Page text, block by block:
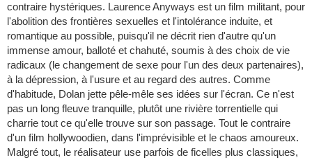
contraire hystériques. Laurence Anyways est un film militant, pour
l'abolition des frontières sexuelles et l'intolérance induite, et
romantique au possible, puisqu'il ne décrit rien d'autre qu'un
immense amour, balloté et chahuté, soumis à des choix de vie
radicaux (le changement de sexe pour l'un des deux partenaires),
à la dépression, à l'usure et au regard des autres. Comme
d'habitude, Dolan jette pêle-mêle ses idées sur l'écran. Ce n'est
pas un long fleuve tranquille, plutôt une rivière torrentielle qui
charrie tout ce qu'elle trouve sur son passage. Tout le contraire
d'un film hollywoodien, dans l'imprévisible et le chaos amoureux.
Malgré tout, le réalisateur use parfois de ficelles plus classiques,